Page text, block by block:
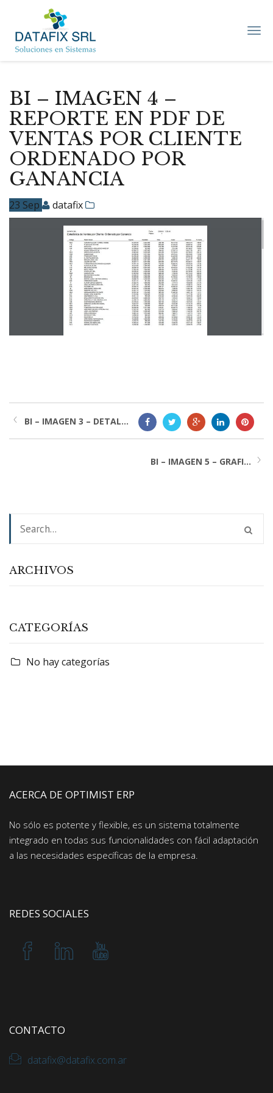
BI – IMAGEN 4 –
REPORTE EN PDF DE
VENTAS POR CLIENTE
ORDENADO POR
GANANCIA
23 Sep datafix
BI – IMAGEN 3 – DETAL...
BI – IMAGEN 5 – GRAFI...
ARCHIVOS
CATEGORÍAS
No hay categorías
ACERCA DE OPTIMIST ERP
No sólo es potente y flexible, es un sistema totalmente
integrado en todas sus funcionalidades con fácil adaptación
a las necesidades específicas de la empresa.
REDES SOCIALES
CONTACTO
datafix@datafix.com.ar